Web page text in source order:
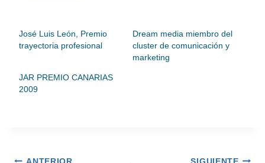
José Luis León, Premio
trayectoria profesional
Dream media miembro del
cluster de comunicación y
marketing
JAR PREMIO CANARIAS
2009